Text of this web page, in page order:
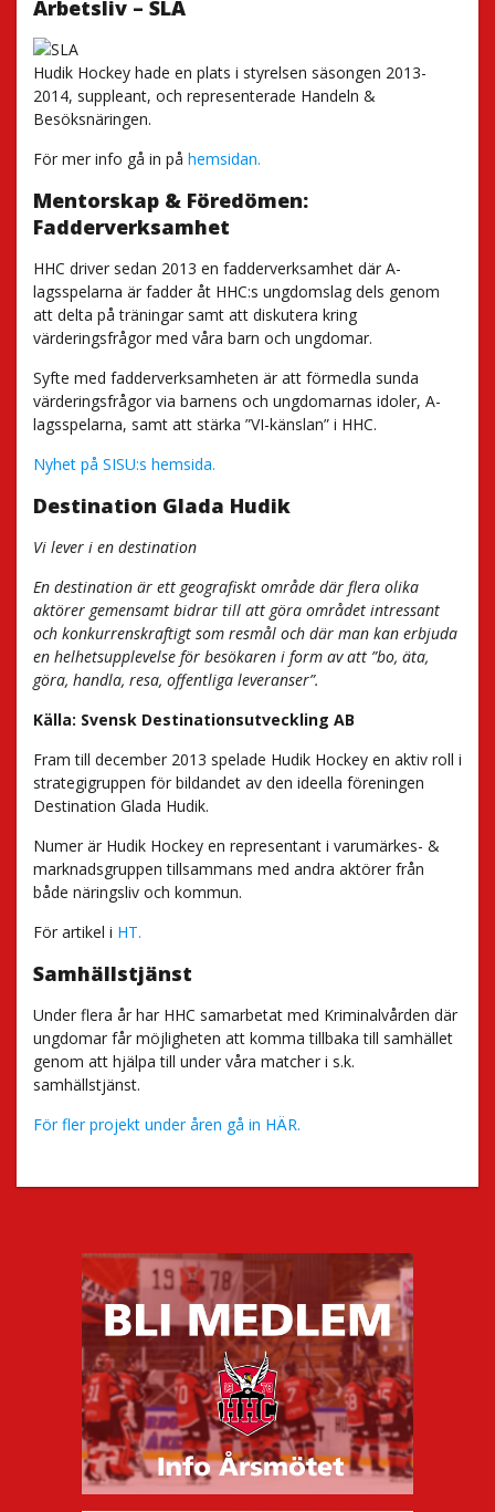
Arbetsliv – SLA
Hudik Hockey hade en plats i styrelsen säsongen 2013-
2014, suppleant, och representerade Handeln &
Besöksnäringen.
För mer info gå in på hemsidan.
Mentorskap & Föredömen:
Fadderverksamhet
HHC driver sedan 2013 en fadderverksamhet där A-
lagsspelarna är fadder åt HHC:s ungdomslag dels genom
att delta på träningar samt att diskutera kring
värderingsfrågor med våra barn och ungdomar.
Syfte med fadderverksamheten är att förmedla sunda
värderingsfrågor via barnens och ungdomarnas idoler, A-
lagsspelarna, samt att stärka ”VI-känslan” i HHC.
Nyhet på SISU:s hemsida.
Destination Glada Hudik
Vi lever i en destination
En destination är ett geografiskt område där flera olika
aktörer gemensamt bidrar till att göra området intressant
och konkurrenskraftigt som resmål och där man kan erbjuda
en helhetsupplevelse för besökaren i form av att ”bo, äta,
göra, handla, resa, offentliga leveranser”.
Källa: Svensk Destinationsutveckling AB
Fram till december 2013 spelade Hudik Hockey en aktiv roll i
strategigruppen för bildandet av den ideella föreningen
Destination Glada Hudik.
Numer är Hudik Hockey en representant i varumärkes- &
marknadsgruppen tillsammans med andra aktörer från
både näringsliv och kommun.
För artikel i HT.
Samhällstjänst
Under flera år har HHC samarbetat med Kriminalvården där
ungdomar får möjligheten att komma tillbaka till samhället
genom att hjälpa till under våra matcher i s.k.
samhällstjänst.
För fler projekt under åren gå in HÄR.